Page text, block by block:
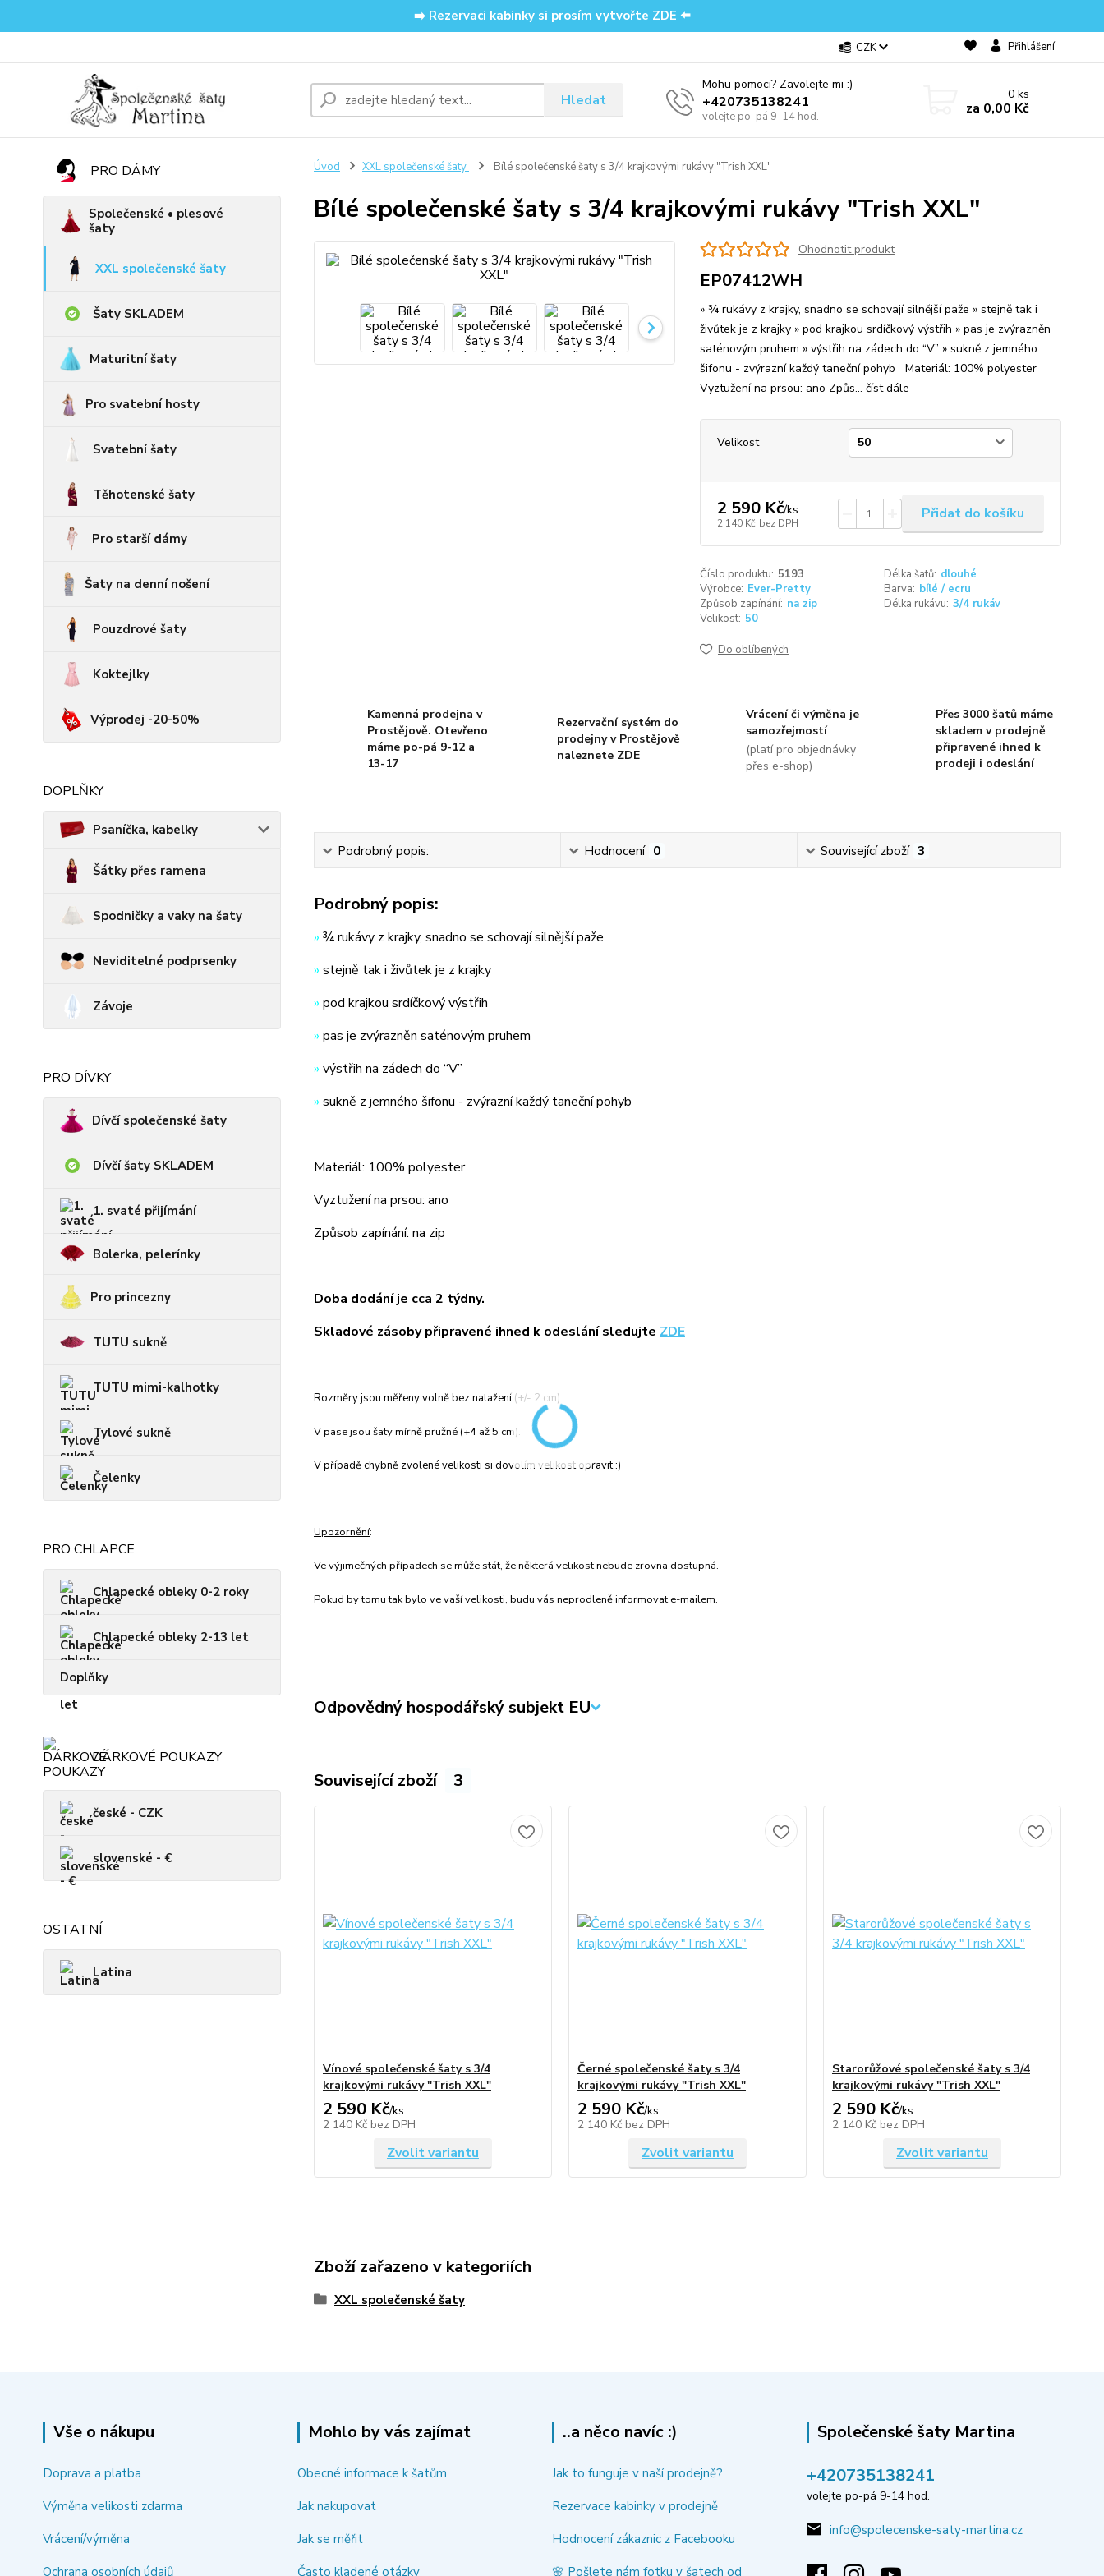
➡️ Rezervaci kabinky si prosím vytvořte ZDE ⬅️
CZK Přihlášení
Hledat
Mohu pomoci? Zavolejte mi :)
‭+420735138241
volejte po-pá 9-14 hod.
0ks
za 0,00 Kč
PRO DÁMY
Společenské • plesové
šaty
XXL společenské šaty
Šaty SKLADEM
Maturitní šaty
Pro svatební hosty
Svatební šaty
Těhotenské šaty
Pro starší dámy
Šaty na denní nošení
Pouzdrové šaty
Koktejlky
Výprodej -20-50%
DOPLŇKY
Psaníčka, kabelky
Šátky přes ramena
Spodničky a vaky na šaty
Neviditelné podprsenky
Závoje
PRO DÍVKY
Dívčí společenské šaty
Dívčí šaty SKLADEM
1. svaté přijímání
Bolerka, pelerínky
Pro princezny
TUTU sukně
TUTU mimi-kalhotky
Tylové sukně
Čelenky
PRO CHLAPCE
Chlapecké obleky 0-2 roky
Chlapecké obleky 2-13 let
Doplňky
DÁRKOVÉ POUKAZY
české - CZK
slovenské - €
OSTATNÍ
Latina
Úvod XXL společenské šaty Bílé společenské šaty s 3/4 krajkovými rukávy "Trish XXL"
Bílé společenské šaty s 3/4 krajkovými rukávy "Trish XXL"
Ohodnotit produkt
EP07412WH
» ¾ rukávy z krajky, snadno se schovají silnější paže » stejně tak i
živůtek je z krajky » pod krajkou srdíčkový výstřih » pas je zvýrazněn
saténovým pruhem » výstřih na zádech do “V” » sukně z jemného
šifonu - zvýrazní každý taneční pohyb Materiál: 100% polyester
Vyztužení na prsou: ano Způs... číst dále
Velikost
2 590 Kč/ks
2 140 Kč bez DPH
Přidat do košíku
Číslo produktu: 5193 Délka šatů: dlouhé
Výrobce: Ever-Pretty Barva: bílé / ecru
Způsob zapínání: na zip Délka rukávu: 3/4 rukáv
Velikost: 50
Do oblíbených
Kamenná prodejna v
Prostějově. Otevřeno
máme po-pá 9-12 a
13-17
Rezervační systém do
prodejny v Prostějově
naleznete ZDE
Vrácení či výměna je
samozřejmostí
(platí pro objednávky
přes e-shop)
Přes 3000 šatů máme
skladem v prodejně
připravené ihned k
prodeji i odeslání
Podrobný popis: Hodnocení 0 Související zboží 3
Podrobný popis:
» ¾ rukávy z krajky, snadno se schovají silnější paže
» stejně tak i živůtek je z krajky
» pod krajkou srdíčkový výstřih
» pas je zvýrazněn saténovým pruhem
» výstřih na zádech do “V”
» sukně z jemného šifonu - zvýrazní každý taneční pohyb
Materiál: 100% polyester
Vyztužení na prsou: ano
Způsob zapínání: na zip
Doba dodání je cca 2 týdny.
Skladové zásoby připravené ihned k odeslání sledujte ZDE
Rozměry jsou měřeny volně bez natažení (+/- 2 cm).
V pase jsou šaty mírně pružné (+4 až 5 cm).
V případě chybně zvolené velikosti si dovolím velikost opravit :)
Upozornění:
Ve výjimečných případech se může stát, že některá velikost nebude zrovna dostupná.
Pokud by tomu tak bylo ve vaší velikosti, budu vás neprodleně informovat e-mailem.
Odpovědný hospodářský subjekt EU
Související zboží 3
Vínové společenské šaty s 3/4
krajkovými rukávy "Trish XXL"
2 590 Kč/ks
2 140 Kč bez DPH
Zvolit variantu
Černé společenské šaty s 3/4
krajkovými rukávy "Trish XXL"
2 590 Kč/ks
2 140 Kč bez DPH
Zvolit variantu
Starorůžové společenské šaty s 3/4
krajkovými rukávy "Trish XXL"
2 590 Kč/ks
2 140 Kč bez DPH
Zvolit variantu
Zboží zařazeno v kategoriích
XXL společenské šaty
Vše o nákupu
Doprava a platba
Výměna velikosti zdarma
Vrácení/výměna
Ochrana osobních údajů
Mohlo by vás zajímat
Obecné informace k šatům
Jak nakupovat
Jak se měřit
Často kladené otázky
..a něco navíc :)
Jak to funguje v naší prodejně?
Rezervace kabinky v prodejně
Hodnocení zákaznic z Facebooku
🌸 Pošlete nám fotku v šatech od
Společenské šaty Martina
‭+420735138241
volejte po-pá 9-14 hod.
info@spolecenske-saty-martina.cz